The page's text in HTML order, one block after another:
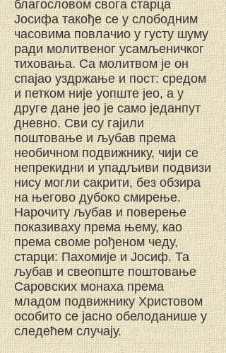
благословом свога старца
Јосифа такође се у слободним
часовима повлачио у густу шуму
ради молитвеног усамљеничког
тиховања. Са молитвом је он
спајао уздржање и пост: средом
и петком није уопште јео, a y
друге дане јео је само једанпут
дневно. Сви су гајили
поштовање и љубав према
необичном подвижнику, чији се
непрекидни и упадљиви подвизи
нису могли сакрити, без обзира
на његово дубоко смирење.
Нарочиту љубав и поверење
показиваху према њему, као
према своме рођеном чеду,
старци: Пахомије и Јосиф. Та
љубав и свеопште поштовање
Саровских монаха према
младом подвижнику Христовом
особито се јасно обелоданише у
следећем случају.